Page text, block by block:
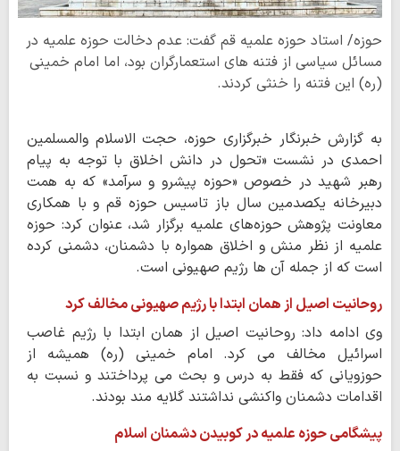
حوزه/ استاد حوزه علمیه قم گفت: عدم دخالت حوزه علمیه در
مسائل سیاسی از فتنه های استعمارگران بود، اما امام خمینی
(ره) این فتنه را خنثی کردند.
به گزارش خبرنگار خبرگزاری حوزه، حجت الاسلام والمسلمین
احمدی در نشست «تحول در دانش اخلاق با توجه به پیام
رهبر شهید در خصوص «حوزه پیشرو و سرآمد» که به همت
دبیرخانه یکصدمین سال باز تاسیس حوزه قم و با همکاری
معاونت پژوهش حوزه‌های علمیه برگزار شد، عنوان کرد: حوزه
علمیه از نظر منش و اخلاق همواره با دشمنان، دشمنی کرده
است که از جمله آن ها رژیم صهیونی است.
روحانیت اصیل از همان ابتدا با رژیم صهیونی مخالف کرد
وی ادامه داد: روحانیت اصیل از همان ابتدا با رژیم غاصب
اسرائیل مخالف می کرد. امام خمینی (ره) همیشه از
حوزویانی که فقط به درس و بحث می پرداختند و نسبت به
اقدامات دشمنان واکنشی نداشتند گلایه مند بودند.
پیشگامی حوزه علمیه در کوبیدن دشمنان اسلام